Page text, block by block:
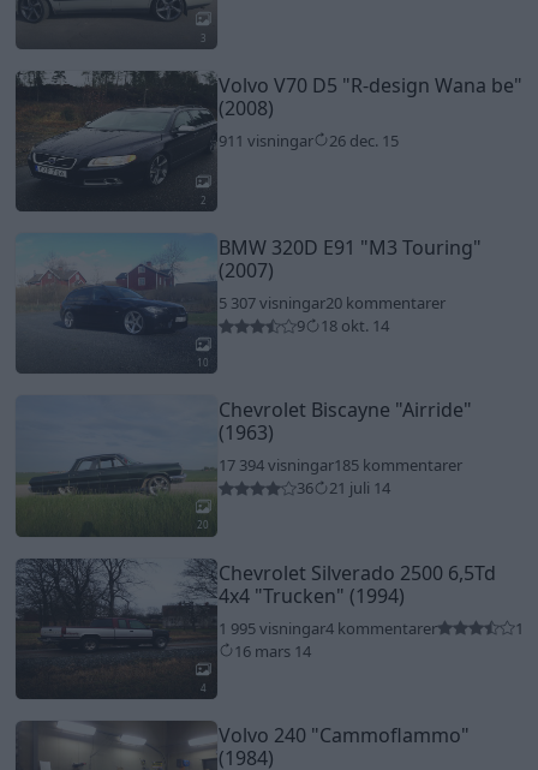
3
2
Volvo V70 D5 "R-design Wana be"
(2008)
911 visningar 26 dec. 15
10
BMW 320D E91 "M3 Touring"
(2007)
5 307 visningar20 kommentarer
9
18 okt. 14
20
Chevrolet Biscayne "Airride"
(1963)
17 394 visningar185 kommentarer
36
21 juli 14
4
Chevrolet Silverado 2500 6,5Td
4x4 "Trucken" (1994)
1 995 visningar4 kommentarer
1
16 mars 14
Volvo 240 "Cammoflammo"
(1984)